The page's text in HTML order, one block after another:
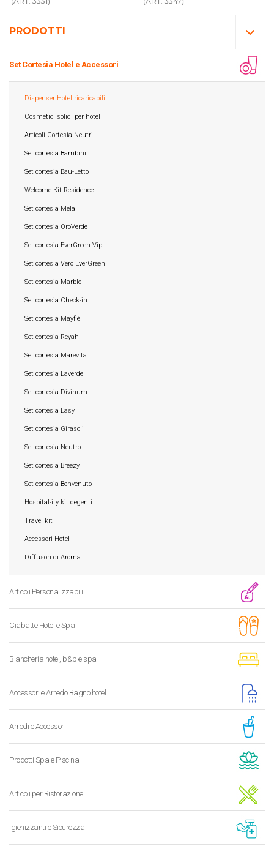
PRODOTTI
Set Cortesia Hotel e Accessori
Dispenser Hotel ricaricabili
Cosmetici solidi per hotel
Articoli Cortesia Neutri
Set cortesia Bambini
Set cortesia Bau-Letto
Welcome Kit Residence
Set cortesia Mela
Set cortesia OroVerde
Set cortesia EverGreen Vip
Set cortesia Vero EverGreen
Set cortesia Marble
Set cortesia Check-in
Set cortesia Mayflé
Set cortesia Reyah
Set cortesia Marevita
Set cortesia Laverde
Set cortesia Divinum
Set cortesia Easy
Set cortesia Girasoli
Set cortesia Neutro
Set cortesia Breezy
Set cortesia Benvenuto
Hospital-ity kit degenti
Travel kit
Accessori Hotel
Diffusori di Aroma
Articoli Personalizzabili
Ciabatte Hotel e Spa
Biancheria hotel, b&b e spa
Accessori e Arredo Bagno hotel
Arredi e Accessori
Prodotti Spa e Piscina
Articoli per Ristorazione
Igienizzanti e Sicurezza